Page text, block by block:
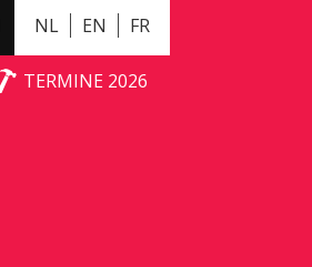
NL EN FR
TERMINE 2026